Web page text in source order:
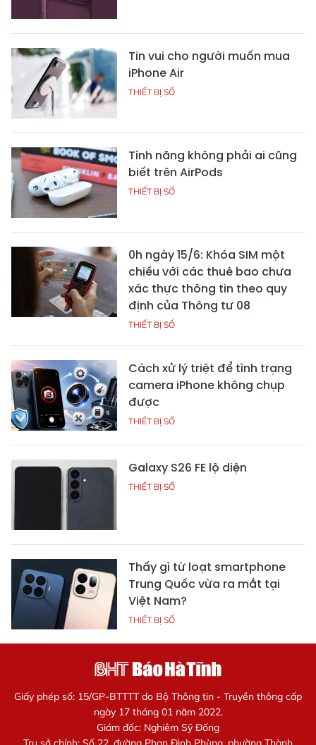
Tin vui cho người muốn mua
iPhone Air
THIẾT BỊ SỐ
Tính năng không phải ai cũng
biết trên AirPods
THIẾT BỊ SỐ
0h ngày 15/6: Khóa SIM một
chiều với các thuê bao chưa
xác thực thông tin theo quy
định của Thông tư 08
THIẾT BỊ SỐ
Cách xử lý triệt để tình trạng
camera iPhone không chụp
được
THIẾT BỊ SỐ
Galaxy S26 FE lộ diện
THIẾT BỊ SỐ
Thấy gì từ loạt smartphone
Trung Quốc vừa ra mắt tại
Việt Nam?
THIẾT BỊ SỐ
Giấy phép số: 15/GP-BTTTT do Bộ Thông tin - Truyền thông cấp
ngày 17 tháng 01 năm 2022.
Giám đốc: Nghiêm Sỹ Đống